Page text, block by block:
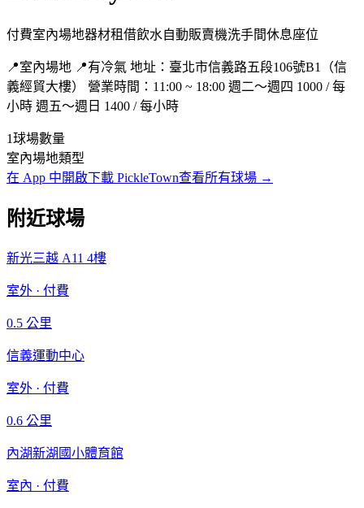
付費室內場地器材租借飲水自動販賣機洗手間休息座位
📍室內場地 📍有冷氣 地址：臺北市信義路五段106號B1（信
義經貿大樓） 營業時間：11:00 ~ 18:00 週二～週四 1000 / 每
小時 週五～週日 1400 / 每小時
1球場數量
室內場地類型
在 App 中開啟下載 PickleTown查看所有球場 →
附近球場
新光三越 A11 4樓
室外 · 付費
0.5 公里
信義運動中心
室外 · 付費
0.6 公里
內湖新湖國小體育館
室內 · 付費